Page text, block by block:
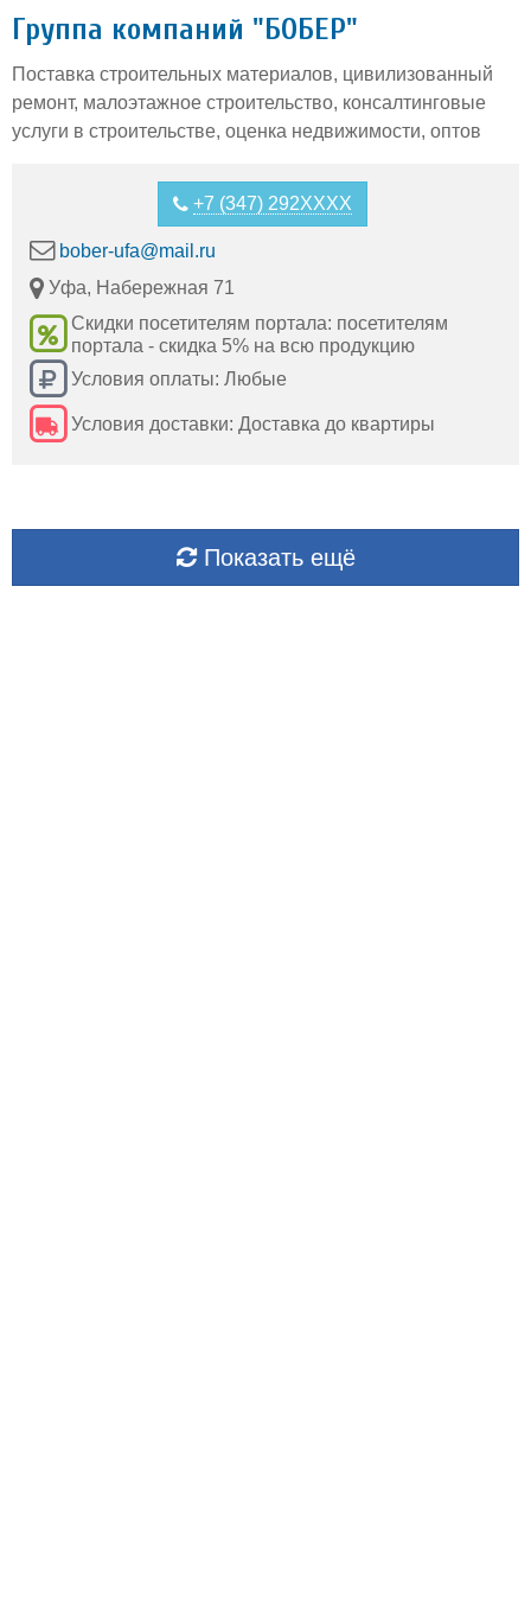
Группа компаний "БОБЕР"
Поставка строительных материалов, цивилизованный
ремонт, малоэтажное строительство, консалтинговые
услуги в строительстве, оценка недвижимости, оптов
+7 (347) 292XXXX
bober-ufa@mail.ru
Уфа, Набережная 71
Скидки посетителям портала: посетителям
портала - скидка 5% на всю продукцию
Условия оплаты: Любые
Условия доставки: Доставка до квартиры
Показать ещё